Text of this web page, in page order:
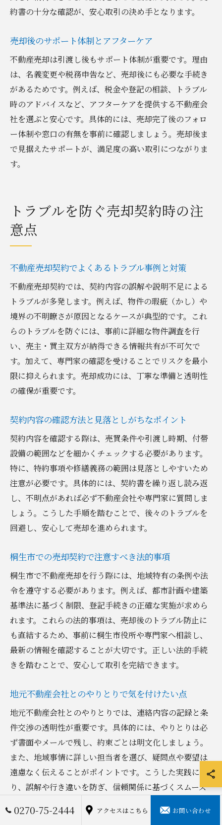
約書の十分な確認が、安心取引の決め手となります。
売却後のサポート体制とアフターケア
不動産売却は引渡し後もサポート体制が重要です。理由
は、名義変更や税務申告など、売却後にも必要な手続き
があるためです。例えば、税金や登記の相談、トラブル
時のアドバイスなど、アフターケアを提供する不動産会
社を選ぶと安心です。具体的には、売却完了後のフォロ
ー体制や窓口の有無を事前に確認しましょう。売却後ま
で見据えたサポートが、満足度の高い取引につながりま
す。
トラブルを防ぐ売却契約時の注
意点
不動産売却契約でよくあるトラブル事例と対策
不動産売却契約では、契約内容の誤解や説明不足による
トラブルが多発します。例えば、物件の瑕疵（かし）や
境界の不明瞭さが原因となるケースが典型的です。これ
らのトラブルを防ぐには、事前に詳細な物件調査を行
い、売主・買主双方が納得できる情報共有が不可欠で
す。加えて、専門家の確認を受けることでリスクを最小
限に抑えられます。売却成功には、丁寧な準備と透明性
の確保が重要です。
契約内容の確認方法と見落としがちなポイント
契約内容を確認する際は、売買条件や引渡し時期、付帯
設備の範囲などを細かくチェックする必要があります。
特に、特約事項や修繕義務の範囲は見落としやすいため
注意が必要です。具体的には、契約書を繰り返し読み返
し、不明点があれば必ず不動産会社や専門家に質問しま
しょう。こうした手順を踏むことで、後々のトラブルを
回避し、安心して売却を進められます。
桐生市での売却契約で注意すべき法的事項
桐生市で不動産売却を行う際には、地域特有の条例や法
令を遵守する必要があります。例えば、都市計画や建築
基準法に基づく制限、登記手続きの正確な実施が求めら
れます。これらの法的事項は、売却後のトラブル防止に
も直結するため、事前に桐生市役所や専門家へ相談し、
最新の情報を確認することが大切です。正しい法的手続
きを踏むことで、安心して取引を完結できます。
地元不動産会社とのやりとりで気を付けたい点
地元不動産会社とのやりとりでは、連絡内容の記録と条
件交渉の透明性が重要です。具体的には、やりとりは必
ず書面やメールで残し、約束ごとは明文化しましょう。
また、地域事情に詳しい担当者を選び、疑問点や要望は
遠慮なく伝えることがポイントです。こうした実践によ
り、誤解や行き違いを防ぎ、信頼関係に基づくスムーズ
0270-75-2444 アクセスはこちら お問い合わせ